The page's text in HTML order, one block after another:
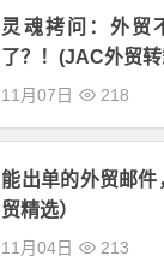
灵魂拷问：外贸
了？！(JAC外贸转
11月07日 218
能出单的外贸邮
贸精选）
11月04日 213